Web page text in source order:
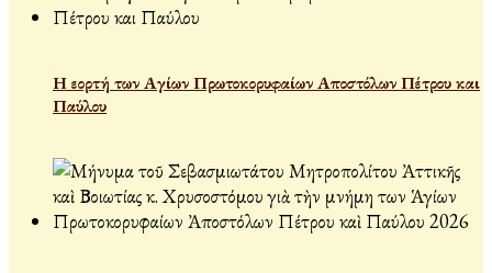
Η εορτή των Αγίων Πρωτοκορυφαίων Αποστόλων Πέτρου και
Παύλου